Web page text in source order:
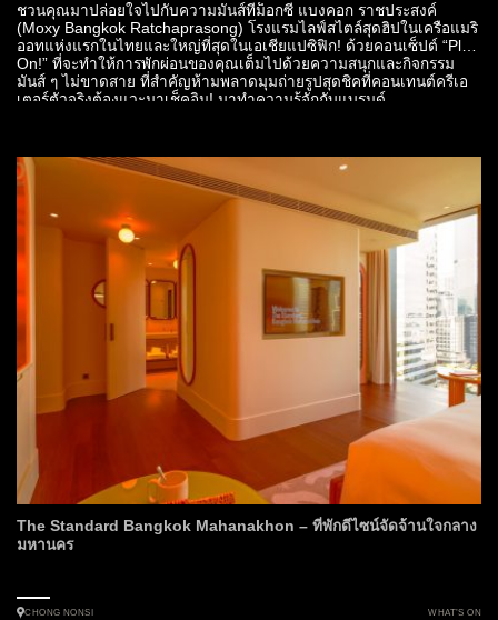
ชวนคุณมาปล่อยใจไปกับความมันส์ที่ม็อกซี่ แบงคอก ราชประสงค์
(Moxy Bangkok Ratchaprasong) โรงแรมไลฟ์สไตล์สุดฮิปในเครือแมริ
ออทแห่งแรกในไทยและใหญ่ที่สุดในเอเชียแปซิฟิก! ด้วยคอนเซ็ปต์ “Play
On!” ที่จะทำให้การพักผ่อนของคุณเต็มไปด้วยความสนุกและกิจกรรม
มันส์ ๆ ไม่ขาดสาย ที่สำคัญห้ามพลาดมุมถ่ายรูปสุดชิคที่คอนเทนต์ครีเอ
เตอร์ตัวจริงต้องแวะมาเช็คอิน! มาทำความรู้จักกับแบรนด์...
The Standard Bangkok Mahanakhon – ที่พักดีไซน์จัดจ้านใจกลาง
มหานคร
CHONG NONSI WHAT’S ON